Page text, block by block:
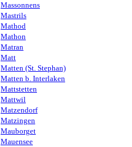
Massonnens
Mastrils
Mathod
Mathon
Matran
Matt
Matten (St. Stephan)
Matten b. Interlaken
Mattstetten
Mattwil
Matzendorf
Matzingen
Mauborget
Mauensee